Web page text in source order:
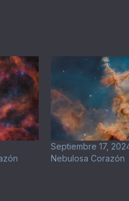
Septiembre 17,
Nebulosa Corazón